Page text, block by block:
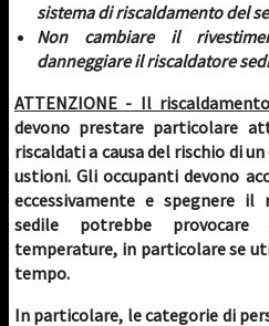
sistema di riscaldamento del
Non cambiare il
danneggiare il riscaldatore
ATTENZIONE - Il
devono prestare particolare
riscaldati a causa del rischio di
ustioni. Gli occupanti devono
eccessivamente e spegnere il
sedile potrebbe
temperature, in particolare se
tempo.
In particolare, le categorie di